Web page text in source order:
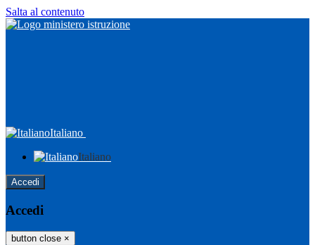
Salta al contenuto
Italiano
Italiano
Accedi
Accedi
button close ×